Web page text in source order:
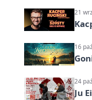
21
16
24
Ju